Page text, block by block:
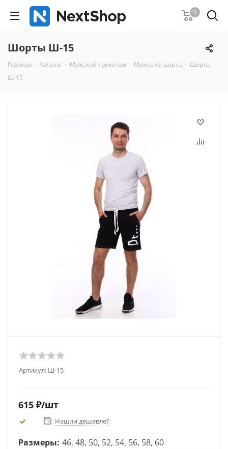
0
Шорты Ш-15
Главная - Каталог - Мужской трикотаж - Мужские шорты - Шорты
Ш-15
Артикул: Ш-15
615 ₽/шт
Нашли дешевле?
Размеры: 46, 48, 50, 52, 54, 56, 58, 60